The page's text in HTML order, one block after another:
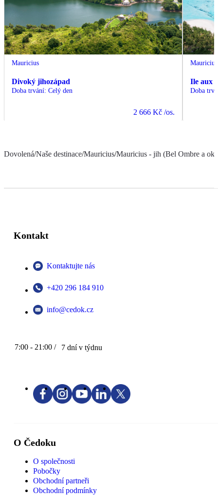
Mauricius
Divoký jihozápad
Doba trvání: Celý den
2 666 Kč /os.
Mauricius
Ile aux
Doba
Dovolená/Naše destinace/Mauricius/Mauricius - jih (Bel Ombre a
Kontakt
Kontaktujte nás
+420 296 184 910
info@cedok.cz
7:00 - 21:00 / 7 dní v týdnu
O Čedoku
O společnosti
Pobočky
Obchodní partneři
Obchodní podmínky